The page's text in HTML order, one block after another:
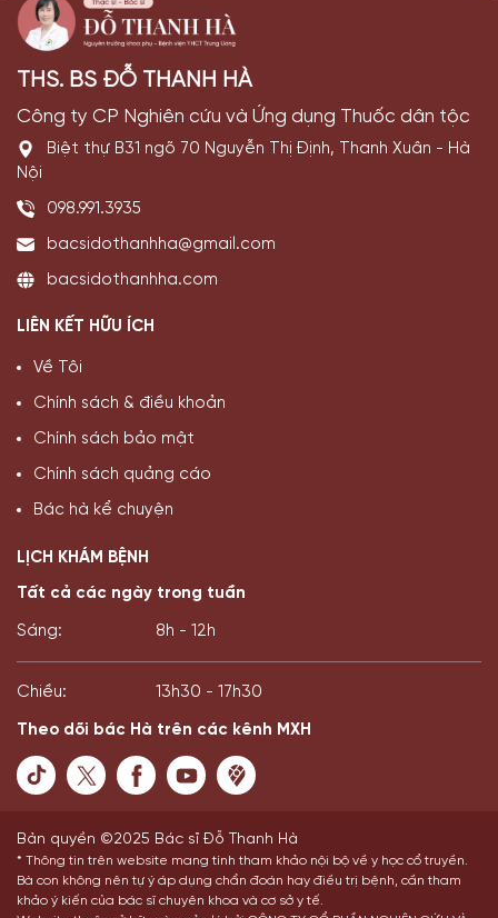
THS. BS ĐỖ THANH HÀ
Công ty CP Nghiên cứu và Ứng dụng Thuốc dân tộc
Biệt thự B31 ngõ 70 Nguyễn Thị Định, Thanh Xuân - Hà
Nội
098.991.3935
bacsidothanhha@gmail.com
bacsidothanhha.com
LIÊN KẾT HỮU ÍCH
Về Tôi
Chính sách & điều khoản
Chính sách bảo mật
Chính sách quảng cáo
Bác hà kể chuyện
LỊCH KHÁM BỆNH
Tất cả các ngày trong tuần
Sáng: 8h - 12h
Chiều: 13h30 - 17h30
Theo dõi bác Hà trên các kênh MXH
Bản quyền ©2025 Bác sĩ Đỗ Thanh Hà
* Thông tin trên website mang tính tham khảo nội bộ về y học cổ truyền.
Bà con không nên tự ý áp dụng chẩn đoán hay điều trị bệnh, cần tham
khảo ý kiến của bác sĩ chuyên khoa và cơ sở y tế.